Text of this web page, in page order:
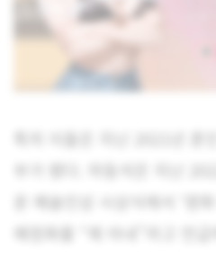
특히 이들은 지난 2021년 혼
부가 됐다. 마동석은 지난
운 예술인상 시상식에서 ‘영
예정화를 “제 아내”라고 언급